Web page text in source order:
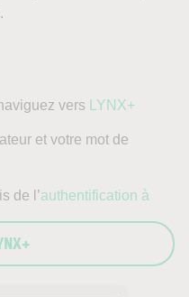
vers LYNX+
et votre mot de
de l’authentification à